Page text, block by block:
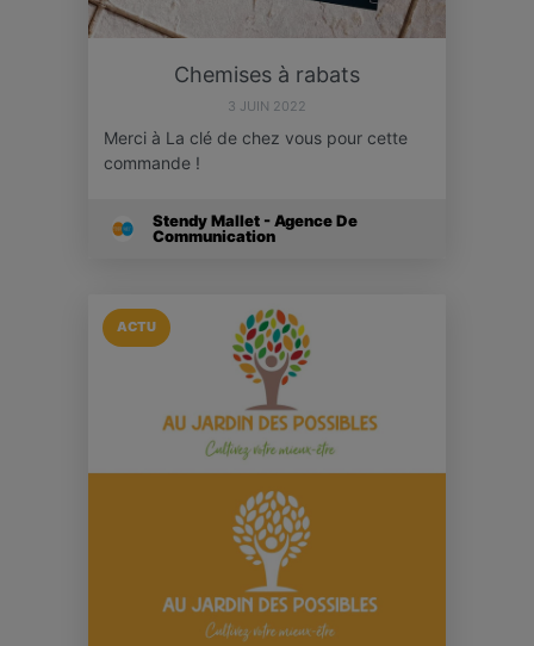
Chemises à rabats
3 JUIN 2022
Merci à La clé de chez vous pour cette
commande !
Stendy Mallet - Agence De
Communication
ACTU